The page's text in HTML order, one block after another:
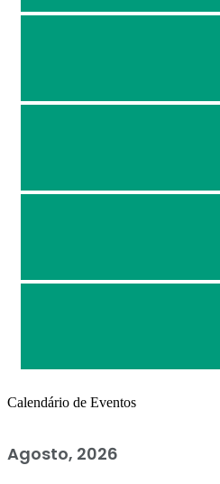
Calendário de Eventos
Agosto, 2026